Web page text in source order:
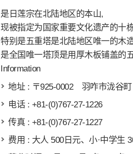
是日莲宗在北陆地区的本山,
现被指定为国家重要文化遗产的十
特别是五重塔是北陆地区唯一的木
是全国唯一塔顶是用厚木板铺盖的五
Information
地址 : 〒925-0002 羽咋市泷谷町
电话 : +81-(0)767-27-1226
传真 : +81-(0)767-27-1227
费用 : 大人 500日元、小·中学生